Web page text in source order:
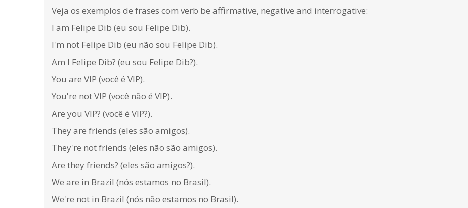
Veja os exemplos de frases com verb be affirmative, negative and interrogative:
I am Felipe Dib (eu sou Felipe Dib).
I'm not Felipe Dib (eu não sou Felipe Dib).
Am I Felipe Dib? (eu sou Felipe Dib?).
You are VIP (você é VIP).
You're not VIP (você não é VIP).
Are you VIP? (você é VIP?).
They are friends (eles são amigos).
They're not friends (eles não são amigos).
Are they friends? (eles são amigos?).
We are in Brazil (nós estamos no Brasil).
We're not in Brazil (nós não estamos no Brasil).